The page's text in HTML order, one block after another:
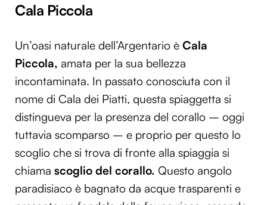
Cala Piccola
Un’oasi naturale dell’Argentario è Cala
Piccola, amata per la sua bellezza
incontaminata. In passato conosciuta con il
nome di Cala dei Piatti, questa spiaggetta si
distingueva per la presenza del corallo – oggi
tuttavia scomparso – e proprio per questo lo
scoglio che si trova di fronte alla spiaggia si
chiama scoglio del corallo. Questo angolo
paradisiaco è bagnato da acque trasparenti e